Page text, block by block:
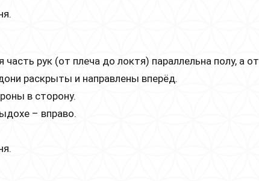
рук (от плеча до локтя) параллельна полу, а от
раскрыты и направлены вперёд.
в сторону.
– вправо.